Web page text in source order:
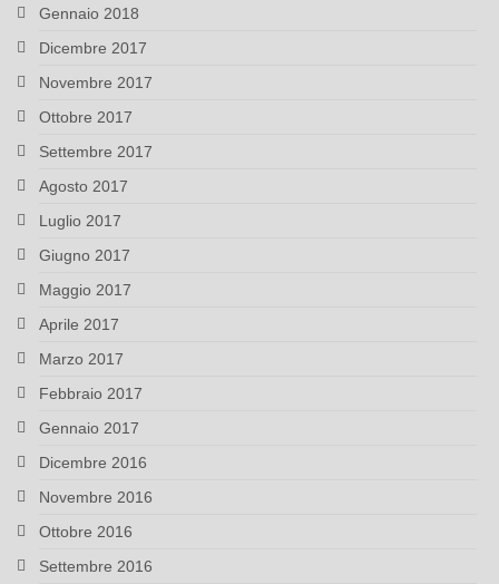
Gennaio 2018
Dicembre 2017
Novembre 2017
Ottobre 2017
Settembre 2017
Agosto 2017
Luglio 2017
Giugno 2017
Maggio 2017
Aprile 2017
Marzo 2017
Febbraio 2017
Gennaio 2017
Dicembre 2016
Novembre 2016
Ottobre 2016
Settembre 2016